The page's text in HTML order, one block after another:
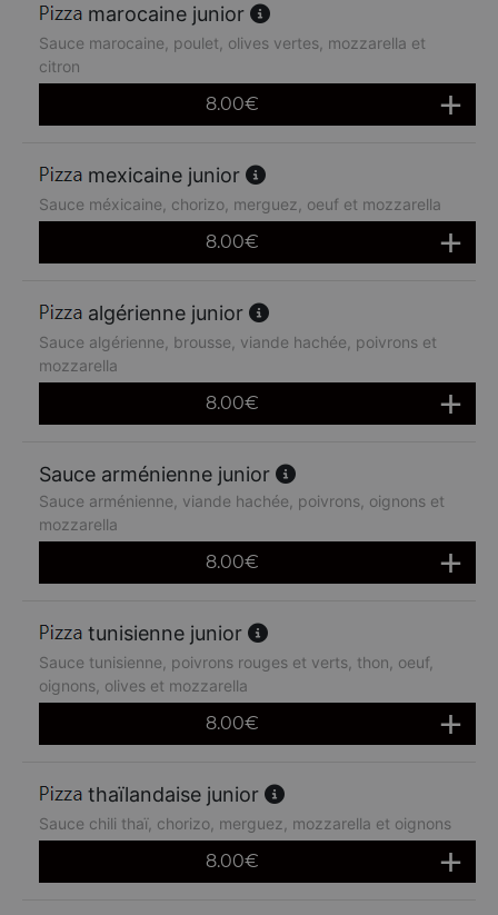
marocaine junior
Sauce marocaine, poulet, olives vertes, mozzarella et
citron
8.00€
mexicaine junior
Sauce méxicaine, chorizo, merguez, oeuf et mozzarella
8.00€
algérienne junior
Sauce algérienne, brousse, viande hachée, poivrons et
mozzarella
8.00€
Sauce arménienne junior
Sauce arménienne, viande hachée, poivrons, oignons et
mozzarella
8.00€
tunisienne junior
Sauce tunisienne, poivrons rouges et verts, thon, oeuf,
oignons, olives et mozzarella
8.00€
thaïlandaise junior
Sauce chili thaï, chorizo, merguez, mozzarella et oignons
8.00€